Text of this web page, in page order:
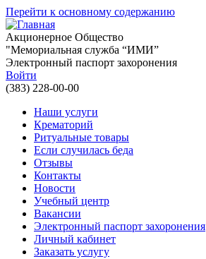
Перейти к основному содержанию
Акционерное Общество
"Мемориальная служба “ИМИ”
Электронный паспорт захоронения
Войти
(383) 228-00-00
Наши услуги
Крематорий
Ритуальные товары
Если случилась беда
Отзывы
Контакты
Новости
Учебный центр
Вакансии
Электронный паспорт захоронения
Личный кабинет
Заказать услугу